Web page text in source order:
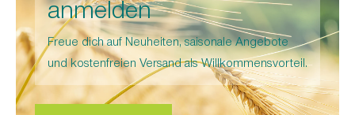
anmelden
Freue dich auf Neuheiten, saisonale Angebote
und kostenfreien Versand als Willkommensvorteil.